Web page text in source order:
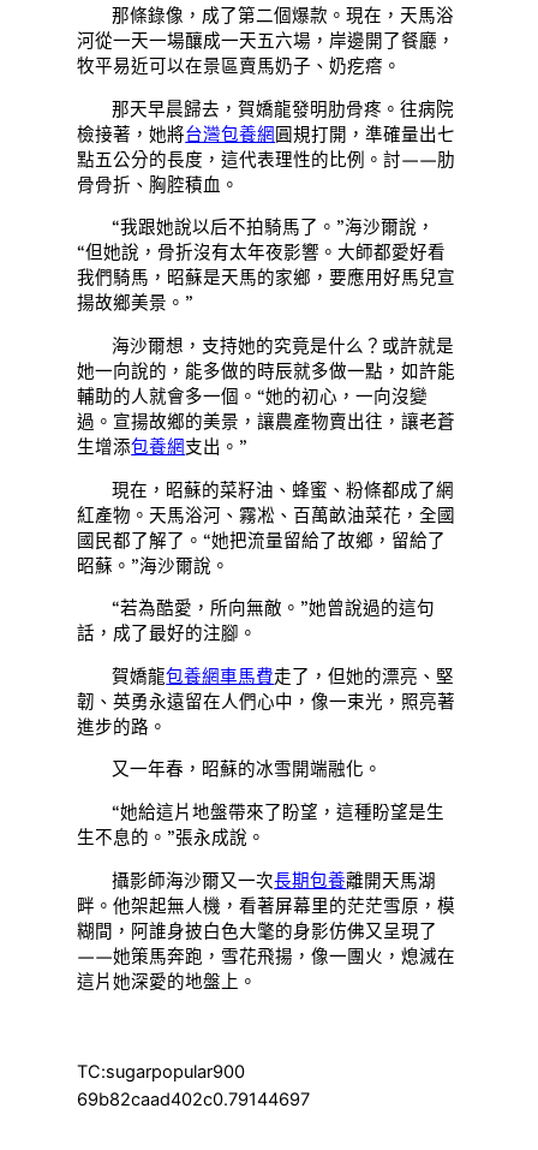
那條錄像，成了第二個爆款。現在，天馬浴
河從一天一場釀成一天五六場，岸邊開了餐廳，
牧平易近可以在景區賣馬奶子、奶疙瘩。
那天早晨歸去，賀嬌龍發明肋骨疼。往病院
檢接著，她將台灣包養網 圓規打開，準確量出七
點五公分的長度，這代表理性的比例。討——肋
骨骨折、胸腔積血。
“我跟她說以后不拍騎馬了。”海沙爾說，
“但她說，骨折沒有太年夜影響。大師都愛好看
我們騎馬，昭蘇是天馬的家鄉，要應用好馬兒宣
揚故鄉美景。”
海沙爾想，支持她的究竟是什么？或許就是
她一向說的，能多做的時辰就多做一點，如許能
輔助的人就會多一個。“她的初心，一向沒變
過。宣揚故鄉的美景，讓農產物賣出往，讓老蒼
生增添包養網支出。”
現在，昭蘇的菜籽油、蜂蜜、粉條都成了網
紅產物。天馬浴河、霧凇、百萬畝油菜花，全國
國民都了解了。“她把流量留給了故鄉，留給了
昭蘇。”海沙爾說。
“若為酷愛，所向無敵。”她曾說過的這句
話，成了最好的注腳。
賀嬌龍包養網車馬費走了，但她的漂亮、堅
韌、英勇永遠留在人們心中，像一束光，照亮著
進步的路。
又一年春，昭蘇的冰雪開端融化。
“她給這片地盤帶來了盼望，這種盼望是生
生不息的。”張永成說。
攝影師海沙爾又一次長期包養離開天馬湖
畔。他架起無人機，看著屏幕里的茫茫雪原，模
糊間，阿誰身披白色大氅的身影仿佛又呈現了
——她策馬奔跑，雪花飛揚，像一團火，熄滅在
這片她深愛的地盤上。
TC:sugarpopular900
69b82caad402c0.79144697